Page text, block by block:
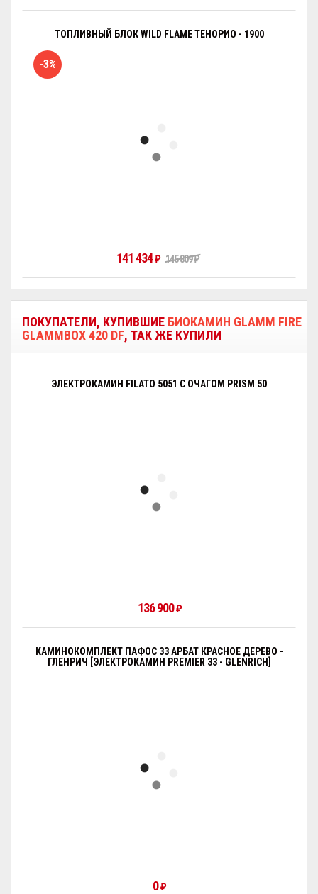
ТОПЛИВНЫЙ БЛОК WILD FLAME ТЕНОРИО - 1900
-3%
141 434₽ 145 809₽
ПОКУПАТЕЛИ, КУПИВШИЕ БИОКАМИН GLAMM FIRE
GLAMMBOX 420 DF, ТАК ЖЕ КУПИЛИ
ЭЛЕКТРОКАМИН FILATO 5051 С ОЧАГОМ PRISM 50
136 900₽
КАМИНОКОМПЛЕКТ ПАФОС 33 АРБАТ КРАСНОЕ ДЕРЕВО -
ГЛЕНРИЧ [ЭЛЕКТРОКАМИН PREMIER 33 - GLENRICH]
0₽